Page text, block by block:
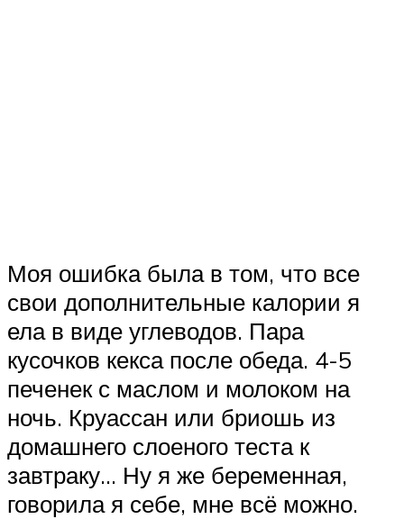
Моя ошибка была в том, что все
свои дополнительные калории я
ела в виде углеводов. Пара
кусочков кекса после обеда. 4-5
печенек с маслом и молоком на
ночь. Круассан или бриошь из
домашнего слоеного теста к
завтраку… Ну я же беременная,
говорила я себе, мне всё можно.